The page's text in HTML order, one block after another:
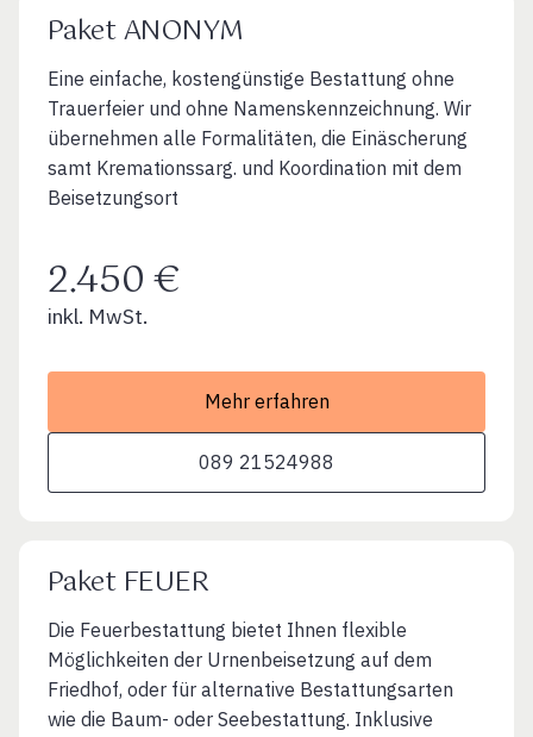
Paket ANONYM
Eine einfache, kostengünstige Bestattung ohne
Trauerfeier und ohne Namenskennzeichnung. Wir
übernehmen alle Formalitäten, die Einäscherung
samt Kremationssarg. und Koordination mit dem
Beisetzungsort
2.450 €
inkl. MwSt.
Mehr erfahren
089 21524988
Paket FEUER
Die Feuerbestattung bietet Ihnen flexible
Möglichkeiten der Urnenbeisetzung auf dem
Friedhof, oder für alternative Bestattungsarten
wie die Baum- oder Seebestattung. Inklusive